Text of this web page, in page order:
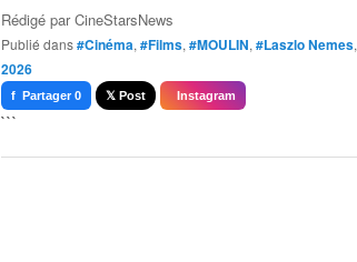
Rédigé parCineStarsNews
Publié dans#Cinéma, #Films, #MOULIN, #Laszlo Nemes,
2026
f Partager 0 𝕏 Post Instagram
```